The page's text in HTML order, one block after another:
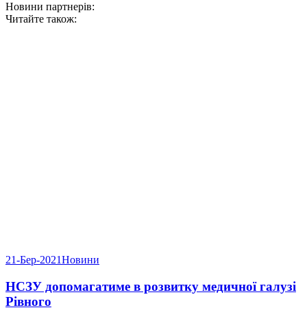
Новини партнерів:
Читайте також:
21-Бер-2021Новини
НСЗУ допомагатиме в розвитку медичної галузі
Рівного